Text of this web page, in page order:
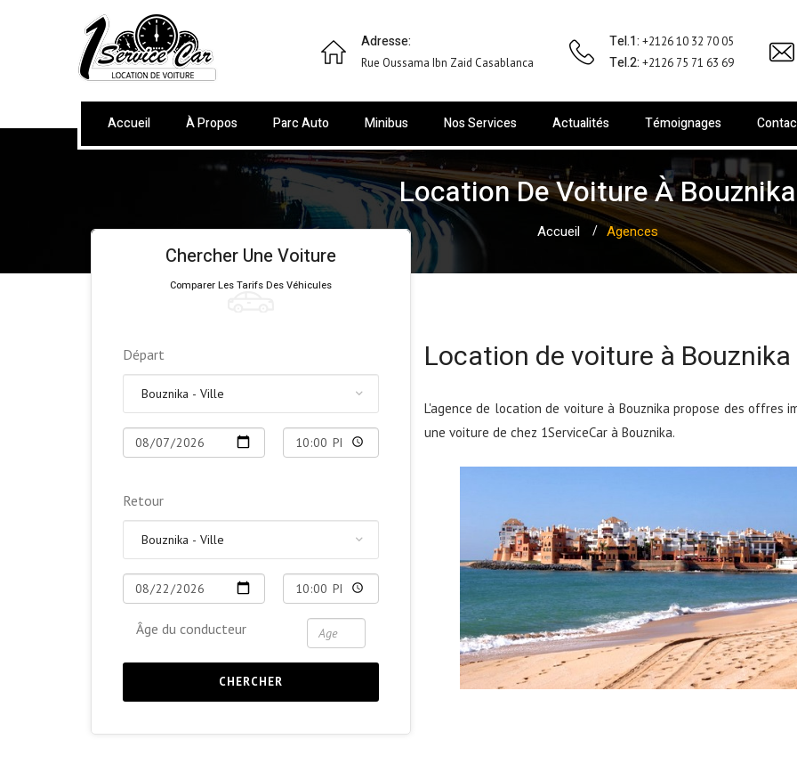
Adresse:
Rue Oussama Ibn Zaid Casablanca
Tel.1: +2126 10 32 70 05
Tel.2: +2126 75 71 63 69
Accueil À Propos Parc Auto Minibus Nos Services Actualités Témoignages
Location De Voiture À Bouznika
Accueil Agences
Chercher Une Voiture
Comparer Les Tarifs Des Véhicules
Départ
Retour
Âge du conducteur
CHERCHER
Location de voiture à Bouznika
L'agence de location de voiture à Bouznika propose des offres
une voiture de chez 1ServiceCar à Bouznika.